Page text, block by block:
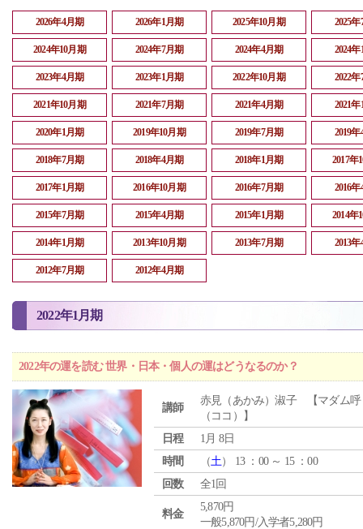
2026年4月期 2026年1月期 2025年10月期 2025
2024年10月期 2024年7月期 2024年4月期 2024
2023年4月期 2023年1月期 2022年10月期 2022
2021年10月期 2021年7月期 2021年4月期 2021
2020年1月期 2019年10月期 2019年7月期 2019
2018年7月期 2018年4月期 2018年1月期 2017年
2017年1月期 2016年10月期 2016年7月期 2016
2015年7月期 2015年4月期 2015年1月期 2014年
2014年1月期 2013年10月期 2013年7月期 2013
2012年7月期 2012年4月期
2022年1月期
2022年の運を読む 世界・日本・個人の運はどうなるのか？
講師
赤見（あかみ）淑子 【マダム呼
（ココ）】
日程
1月 8日
時間
（土） 13 ：00 ～ 15 ：00
回数
全1回
料金
5,870円
一般5,870円/入学者5,280円